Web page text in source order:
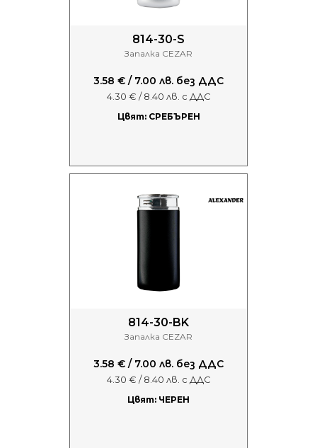
814-30-S
Запалка CEZAR
3.58 € / 7.00 лв. без ДДС
4.30 € / 8.40 лв. с ДДС
Цвят: СРЕБЪРЕН
814-30-BK
Запалка CEZAR
3.58 € / 7.00 лв. без ДДС
4.30 € / 8.40 лв. с ДДС
Цвят: ЧЕРЕН